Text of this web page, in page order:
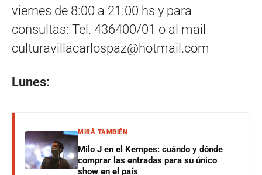
viernes de 8:00 a 21:00 hs y para
consultas: Tel. 436400/01 o al mail
culturavillacarlospaz@hotmail.com
Lunes:
MIRÁ TAMBIÉN
Milo J en el Kempes: cuándo y dónde
comprar las entradas para su único
show en el país